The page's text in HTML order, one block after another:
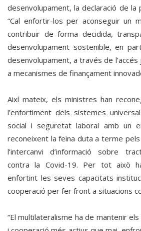
desenvolupament, la declaració de la
“Cal enfortir-los per aconseguir un
contribuir de forma decidida,
desenvolupament sostenible, en
desenvolupament, a través de
a mecanismes de finançament
Així mateix, els ministres han
l’enfortiment dels sistemes
social i seguretat laboral amb un
reconeixent la feina duta a terme
l’intercanvi d’informació sobre
contra la Covid-19. Per tot això
enfortint les seves capacitats
cooperació per fer front a situacions
“El multilateralisme ha de mantenir